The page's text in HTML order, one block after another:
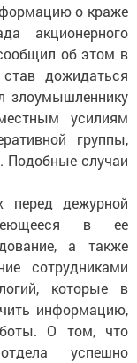
о краже
акционерного
об этом в
дожидаться
злоумышленнику
усилиям
группы,
Подобные случаи
перед дежурной
в ее
а также
сотрудниками
которые в
информацию,
О том, что
успешно